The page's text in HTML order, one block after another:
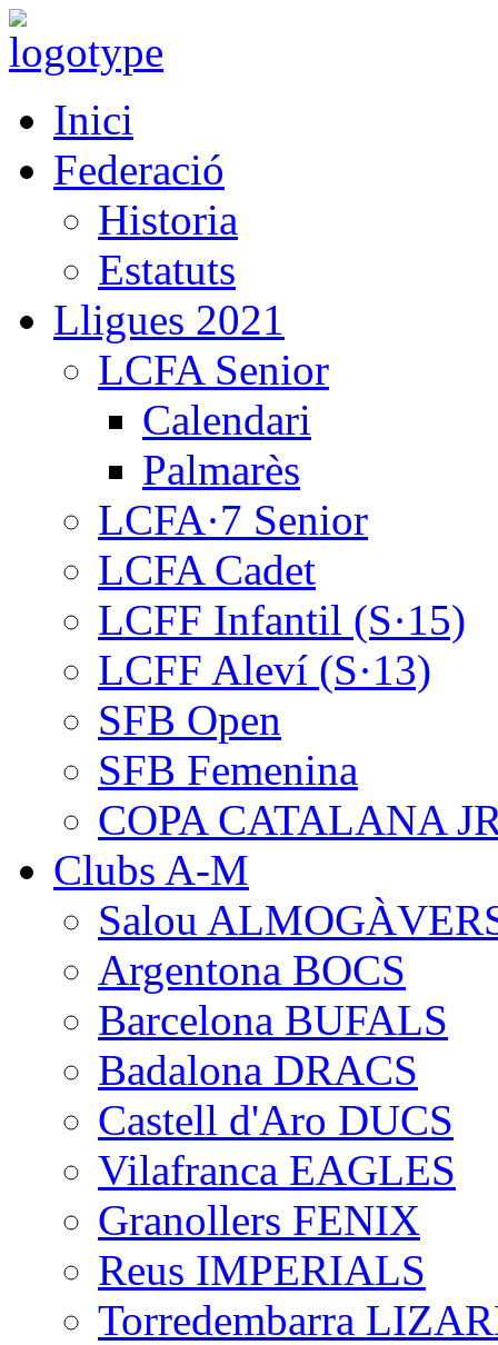
Inici
Federació
Historia
Estatuts
Lligues 2021
LCFA Senior
Calendari
Palmarès
LCFA·7 Senior
LCFA Cadet
LCFF Infantil (S·15)
LCFF Aleví (S·13)
SFB Open
SFB Femenina
COPA CATALANA
Clubs A-M
Salou
Argentona BOCS
Barcelona BUFALS
Badalona DRACS
Castell d'Aro DUCS
Vilafranca EAGLES
Granollers FENIX
Reus IMPERIALS
Torredembarra